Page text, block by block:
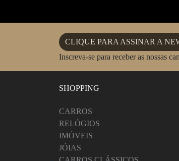
CLIQUE PARA ASSINAR A
Inscreva-se para receber as nossas
SHOPPING
CARROS
RELÓGIOS
IMÓVEIS
JÓIAS